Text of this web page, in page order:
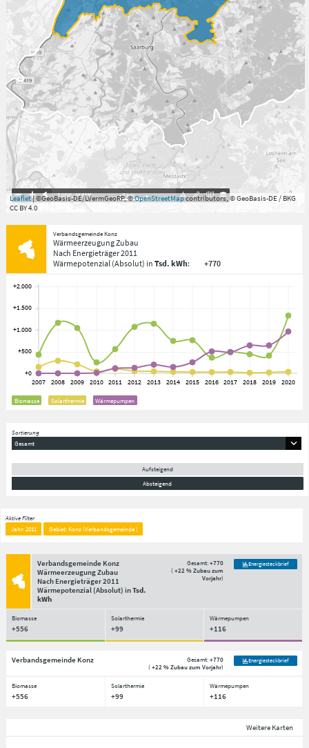
7.059°,49.813° 3km
Leaflet| ©GeoBasis-DE/LVermGeoRP, ©OpenStreetMapcontributors, © GeoBasis-DE / BKG
CC BY 4.0
Verbandsgemeinde Konz
Wärmeerzeugung Zubau
Nach Energieträger2011
Wärmepotenzial(Absolut) in Tsd. kWh: +770
Biomasse Solarthermie Wärmepumpen
Sortierung
Gesamt
Aufsteigend
Absteigend
Aktive Filter
Jahr: 2011
Gebiet: Konz (Verbandsgemeinde )
Verbandsgemeinde Konz
Wärmeerzeugung Zubau
Nach Energieträger2011
Wärmepotenzial(Absolut) inTsd.
kWh
Gesamt:+770
(+22 % Zubau zum
Vorjahr)
Energiesteckbrief
Biomasse Solarthermie Wärmepumpen
+556 +99 +116
Verbandsgemeinde Konz Gesamt:+770
(+22 % Zubau zum Vorjahr)
Energiesteckbrief
Biomasse Solarthermie Wärmepumpen
+556 +99 +116
Weitere Karten